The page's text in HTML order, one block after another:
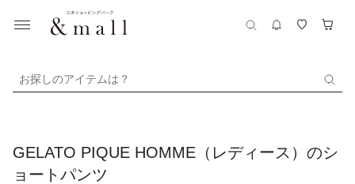
お探しのアイテムは？
GELATO PIQUE HOMME（レディース）のシ
ョートパンツ